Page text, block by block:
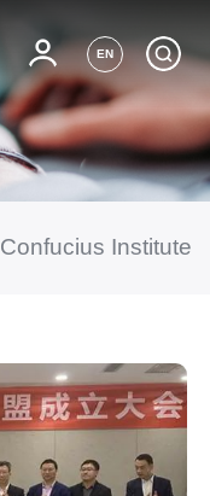
EN
Confucius Institute